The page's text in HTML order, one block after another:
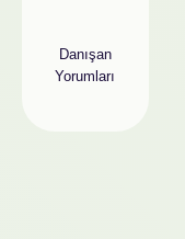
Danışan
Yorumları